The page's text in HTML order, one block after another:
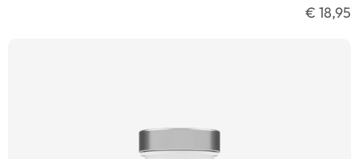
€ 18,95